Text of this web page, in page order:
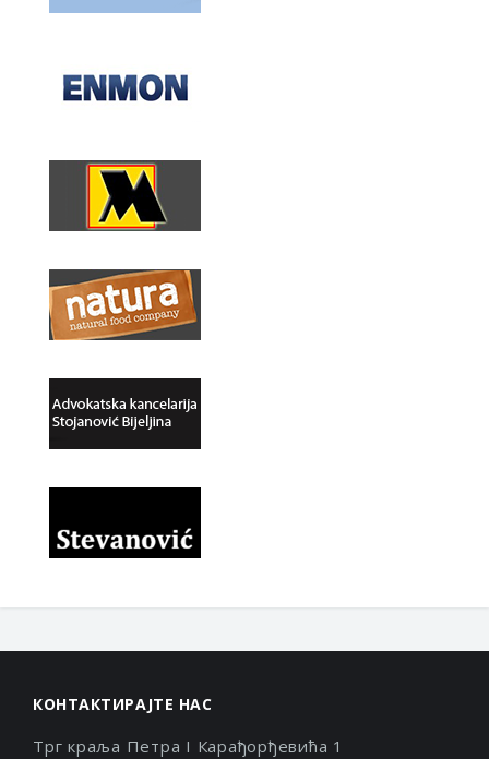
КОНТАКТИРАЈТЕ НАС
Трг краља Петра I Карађорђевића 1